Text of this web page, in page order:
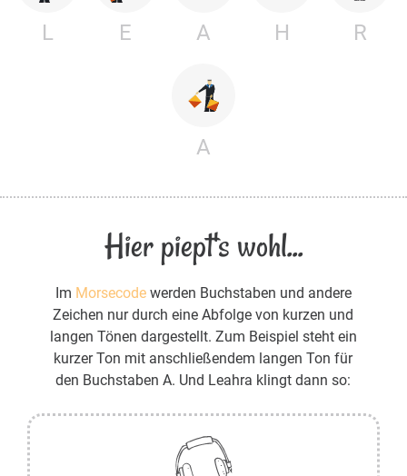
L E A H R
A
Hier piept's wohl...
Im Morsecodewerden Buchstaben und andere
Zeichen nur durch eine Abfolge von kurzen und
langen Tönen dargestellt. Zum Beispiel steht ein
kurzer Ton mit anschließendem langen Ton für
den Buchstaben A. Und Leahra klingt dann so: